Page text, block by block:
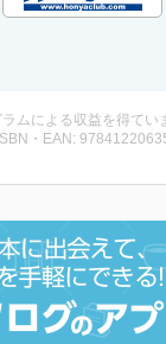
ムによる収益を得てい
・EAN: